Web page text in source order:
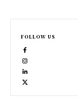
FOLLOW US